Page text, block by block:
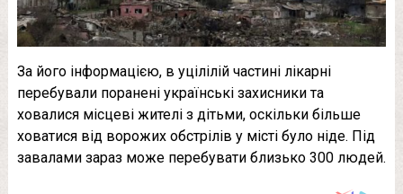
За його інформацією, в уцілілій частині лікарні
перебували поранені українські захисники та
ховалися місцеві жителі з дітьми, оскільки більше
ховатися від ворожих обстрілів у місті було ніде. Під
завалами зараз може перебувати близько 300 людей.